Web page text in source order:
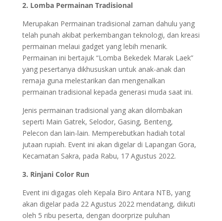
2. Lomba Permainan Tradisional
Merupakan Permainan tradisional zaman dahulu yang
telah punah akibat perkembangan teknologi, dan kreasi
permainan melaui gadget yang lebih menarik.
Permainan ini bertajuk “Lomba Bekedek Marak Laek”
yang pesertanya dikhususkan untuk anak-anak dan
remaja guna melestarikan dan mengenalkan
permainan tradisional kepada generasi muda saat ini.
Jenis permainan tradisional yang akan dilombakan
seperti Main Gatrek, Selodor, Gasing, Benteng,
Pelecon dan lain-lain. Memperebutkan hadiah total
jutaan rupiah. Event ini akan digelar di Lapangan Gora,
Kecamatan Sakra, pada Rabu, 17 Agustus 2022.
3. Rinjani Color Run
Event ini digagas oleh Kepala Biro Antara NTB, yang
akan digelar pada 22 Agustus 2022 mendatang, diikuti
oleh 5 ribu peserta, dengan doorprize puluhan